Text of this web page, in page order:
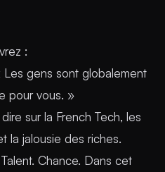
:
gens sont globalement
pour vous. »
sur la French Tech, les
la jalousie des riches.
Chance. Dans cet